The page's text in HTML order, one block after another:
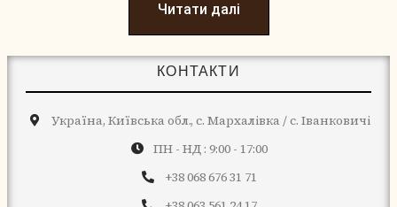
Читати далі
КОНТАКТИ
Україна, Київська обл., с. Мархалівка / с. Іванковичі
ПН - НД : 9:00 - 17:00
+38 068 676 31 71